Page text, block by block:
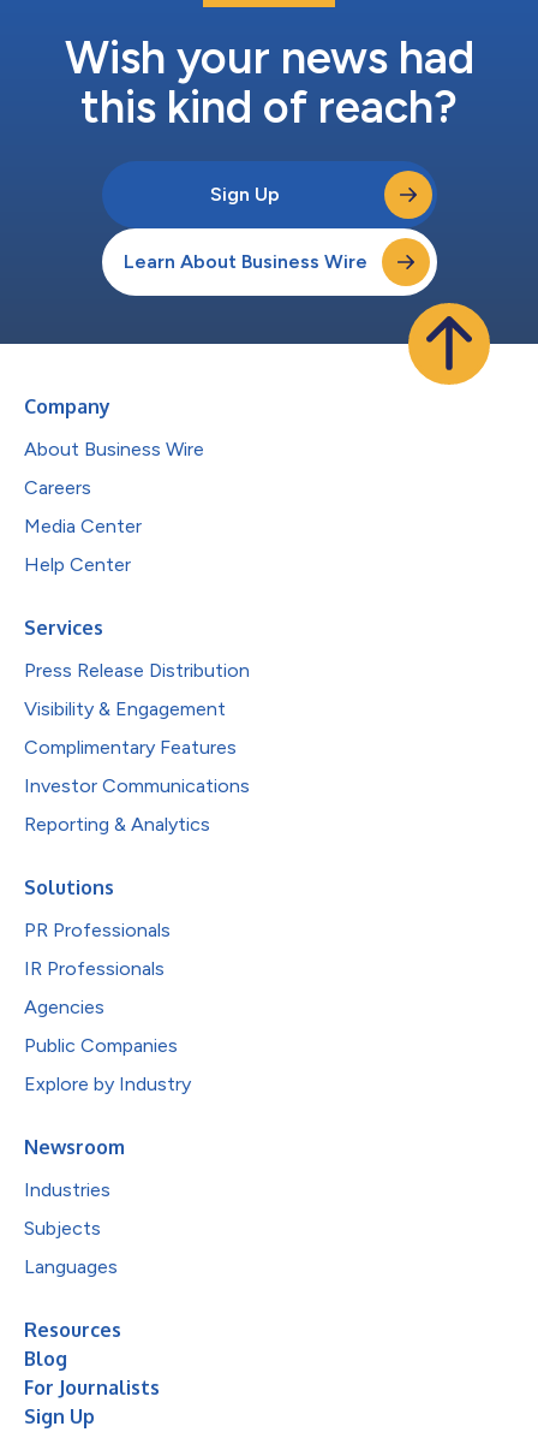
Wish your news had
this kind of reach?
Sign Up
Learn About Business Wire
Company
About Business Wire
Careers
Media Center
Help Center
Services
Press Release Distribution
Visibility & Engagement
Complimentary Features
Investor Communications
Reporting & Analytics
Solutions
PR Professionals
IR Professionals
Agencies
Public Companies
Explore by Industry
Newsroom
Industries
Subjects
Languages
Resources
Blog
For Journalists
Sign Up